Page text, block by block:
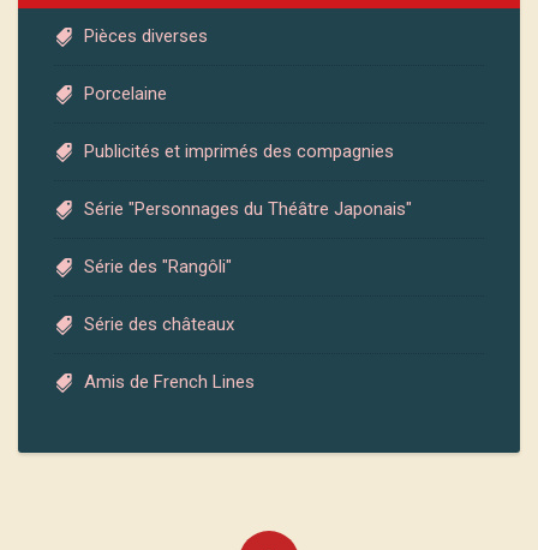
Pièces diverses
Porcelaine
Publicités et imprimés des compagnies
Série "Personnages du Théâtre Japonais"
Série des "Rangôli"
Série des châteaux
Amis de French Lines